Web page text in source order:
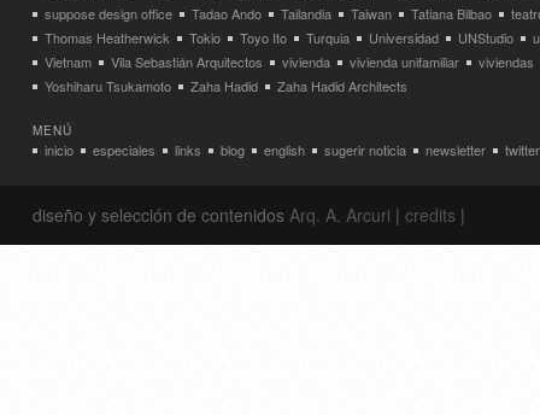
suppose design office
Tadao Ando Tailandia Taiwan Tatiana Bilbao
Thomas Heatherwick
Tokio Toyo Ito Turquia Universidad UNStudio
Vietnam
Vila Sebastián Arquitectos vivienda vivienda unifamiliar
viviendas
Yoshiharu Tsukamoto
Zaha Hadid Zaha Hadid Architects
MENÚ
inicio especiales links blog english sugerir noticia newsletter twitter
diseño y selección de contenidos Arq. A. Arcuri | credits |